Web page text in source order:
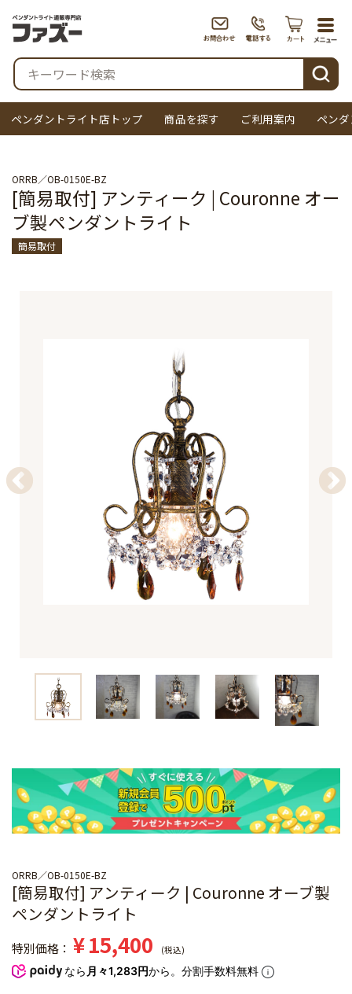
検索
ペンダントライト店トップ 商品を探す ご利用案内 ペン
ORRB OB-0150E-BZ
[簡易取付] アンティーク | Couronne オー
ブ製ペンダントライト
簡易取付
ORRB OB-0150E-BZ
[簡易取付] アンティーク | Couronne オーブ製
ペンダントライト
特別価格 ¥15,400 税込
なら 月々1,283円から。分割手数料無料